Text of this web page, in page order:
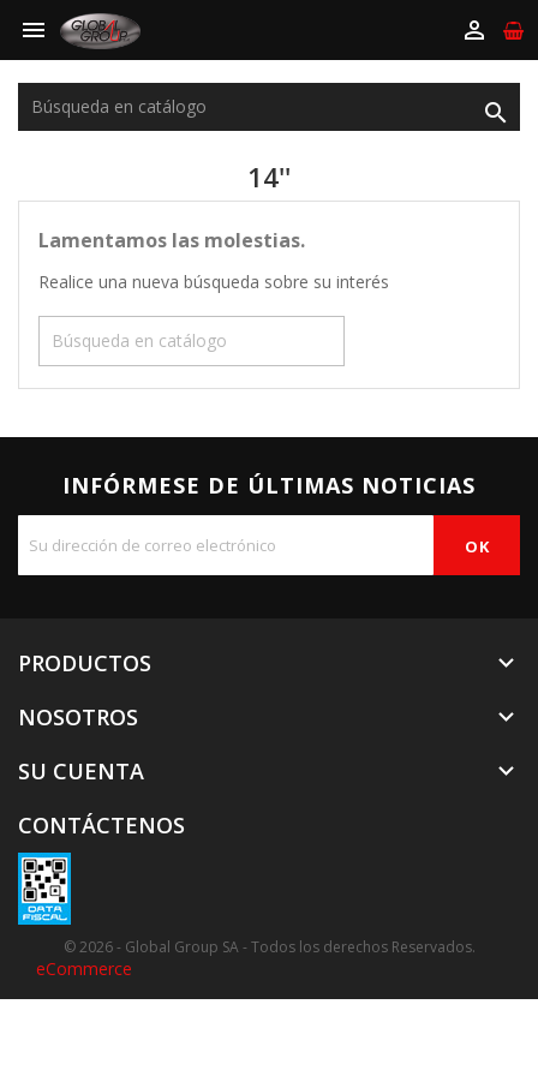
 

14''
Lamentamos las molestias.
Realice una nueva búsqueda sobre su interés
INFÓRMESE DE ÚLTIMAS NOTICIAS
PRODUCTOS 
NOSOTROS 
SU CUENTA 
CONTÁCTENOS
© 2026 - Global Group SA - Todos los derechos Reservados.
eCommerce